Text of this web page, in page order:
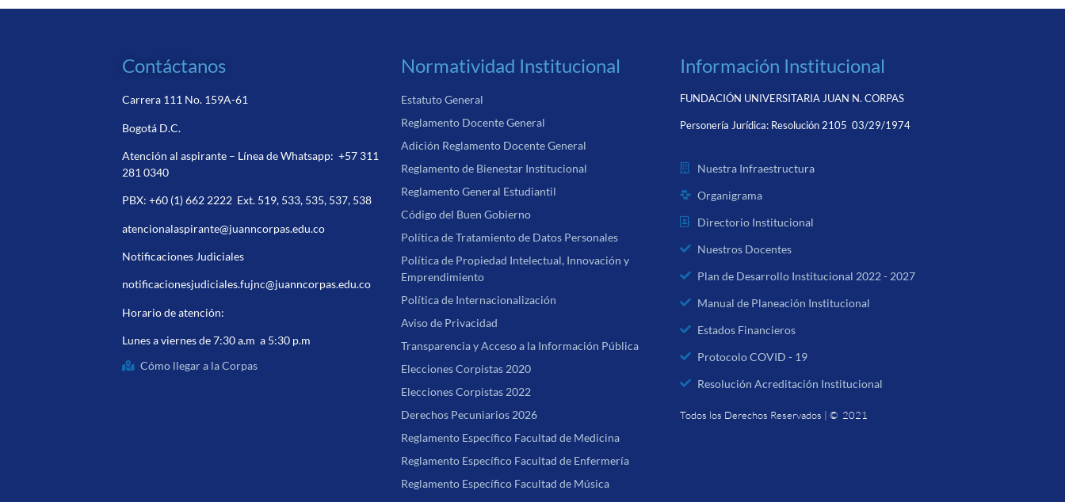
Contáctanos
Carrera 111 No. 159A-61
Bogotá D.C.
Atención al aspirante – Línea de Whatsapp:+57 311
281 0340
PBX:+60 (1) 662 2222 Ext. 519, 533, 535, 537, 538
atencionalaspirante@juanncorpas.edu.co
Notificaciones Judiciales
notificacionesjudiciales.fujnc@juanncorpas.edu.co
Horario de atención:
Lunes a viernes de 7:30 a.m a 5:30 p.m
Cómo llegar a la Corpas
Normatividad Institucional
Estatuto General
Reglamento Docente General
Adición Reglamento Docente General
Reglamento de Bienestar Institucional
Reglamento General Estudiantil
Código del Buen Gobierno
Política de Tratamiento de Datos Personales
Política de Propiedad Intelectual, Innovación y
Emprendimiento
Política de Internacionalización
Aviso de Privacidad
Transparencia y Acceso a la Información Pública
Elecciones Corpistas 2020
Elecciones Corpistas 2022
Derechos Pecuniarios 2026
Reglamento Específico Facultad de Medicina
Reglamento Específico Facultad de Enfermería
Reglamento Específico Facultad de Música
Información Institucional
FUNDACIÓN UNIVERSITARIA JUAN N. CORPAS
Personería Jurídica: Resolución 2105 03/29/1974
Nuestra Infraestructura
Organigrama
Directorio Institucional
Nuestros Docentes
Plan de Desarrollo Institucional 2022 - 2027
Manual de Planeación Institucional
Estados Financieros
Protocolo COVID - 19
Resolución Acreditación Institucional
Todos los Derechos Reservados | © 2021